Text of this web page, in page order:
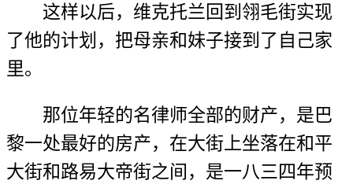
这样以后，维克托兰回到翎毛街实现
了他的计划，把母亲和妹子接到了自己家
里。
那位年轻的名律师全部的财产，是巴
黎一处最好的房产，在大街上坐落在和平
大街和路易大帝街之间，是一八三四年预